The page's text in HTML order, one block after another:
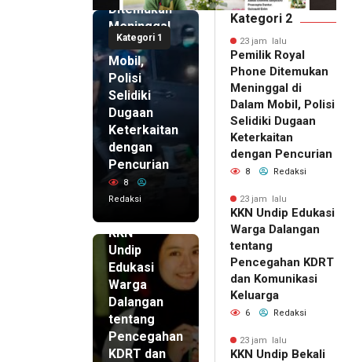
Kategori 1
Ditemukan
Meninggal
di Dalam
Mobil,
Polisi
Selidiki
Dugaan
Keterkaitan
dengan
Pencurian
8
Redaksi
KKN
Undip
Edukasi
Warga
Dalangan
tentang
Pencegahan
KDRT dan
Kategori 2
23 jam lalu
Pemilik Royal
Phone Ditemukan
Meninggal di
Dalam Mobil, Polisi
Selidiki Dugaan
Keterkaitan
dengan Pencurian
8 Redaksi
23 jam lalu
KKN Undip Edukasi
Warga Dalangan
tentang
Pencegahan KDRT
dan Komunikasi
Keluarga
6 Redaksi
23 jam lalu
KKN Undip Bekali